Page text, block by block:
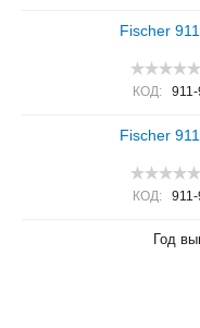
Fischer
КОД:
Fischer
КОД:
Год